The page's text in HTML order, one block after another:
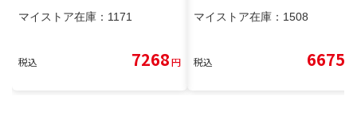
マイストア在庫： 1171
税込 7268円
マイストア在庫： 1508
税込 6675